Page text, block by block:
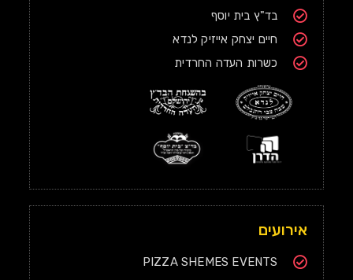
בד"ץ בית יוסף
חיים יצחק אייזיק לנדא
כשרות העדה החרדית
אירועים
PIZZA SHEMES EVENTS